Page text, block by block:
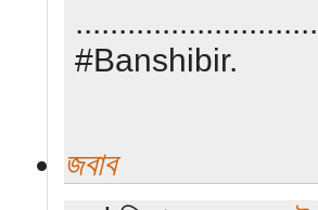
#Banshibir.
জবাব